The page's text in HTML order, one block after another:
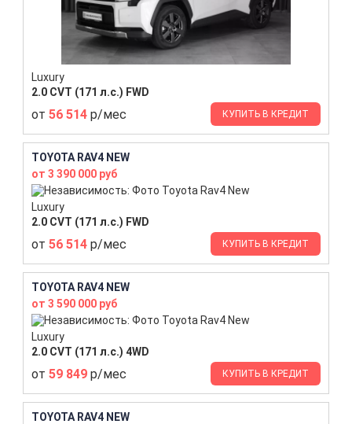
Luxury
2.0 CVT (171 л.с.) FWD
от 56 514 р/мес КУПИТЬ В КРЕДИТ
TOYOTA RAV4 NEW
от 3 390 000 руб
Luxury
2.0 CVT (171 л.с.) FWD
от 56 514 р/мес КУПИТЬ В КРЕДИТ
TOYOTA RAV4 NEW
от 3 590 000 руб
Luxury
2.0 CVT (171 л.с.) 4WD
от 59 849 р/мес КУПИТЬ В КРЕДИТ
TOYOTA RAV4 NEW